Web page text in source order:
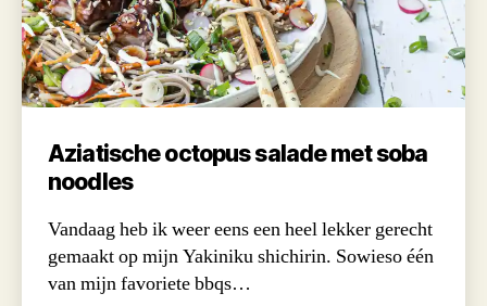
Aziatische octopus salade met soba
noodles
Vandaag heb ik weer eens een heel lekker gerecht
gemaakt op mijn Yakiniku shichirin. Sowieso één
van mijn favoriete bbqs…